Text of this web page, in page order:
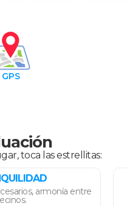
GPS
toca las estrellitas:
armonía entre